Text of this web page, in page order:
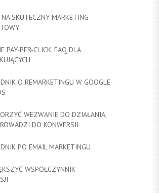
SKUTECZNY MARKETING
PAY-PER-CLICK. FAQ DLA
O REMARKETINGU W GOOGLE
WEZWANIE DO DZIAŁANIA,
DO KONWERSJI
PO EMAIL MARKETINGU
WSPÓŁCZYNNIK